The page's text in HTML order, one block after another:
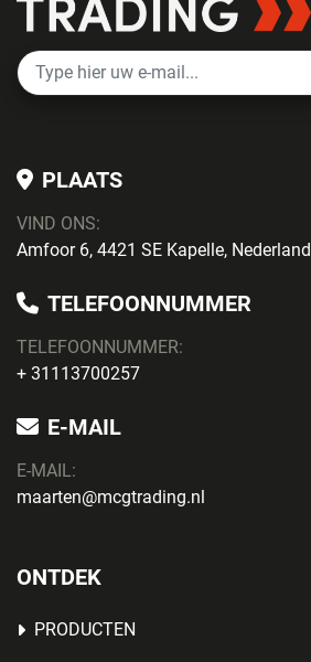
PLAATS
VIND ONS:
Amfoor 6, 4421 SE Kapelle, Nederland
TELEFOONNUMMER
TELEFOONNUMMER:
+ 31113700257
E-MAIL
E-MAIL:
maarten@mcgtrading.nl
ONTDEK
PRODUCTEN